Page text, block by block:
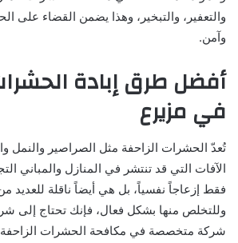
والتعفير، والتبخير، وهذا يضمن القضاء على
وآمن.
أفضل طرق إبادة
في مزيرع
تُعدّ الحشرات الزاحفة مثل الصراصير والنمل
الآفات التي قد تنتشر في المنازل والمباني
فقط إزعاجاً نفسياً، بل هي أيضاً ناقلة للعديد
وللتخلص منها بشكل فعال، فإنك تحتاج إلى
شركة متخصصة في مكافحة الحشرات